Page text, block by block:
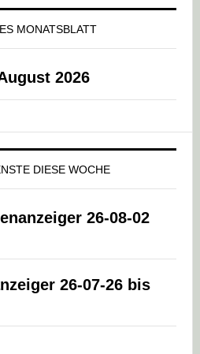
MONATSBLATT
2026
DIESE WOCHE
26-08-02
26-07-26 bis